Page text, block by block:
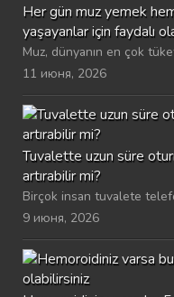
Her gün muz yemek
yaşayanlar için faydalı
Muz, dünyanın en çok
11 июня, 2026
Tuvalette uzun süre
artırabilir mi?
Birçok insan tuvalete
9 июня, 2026